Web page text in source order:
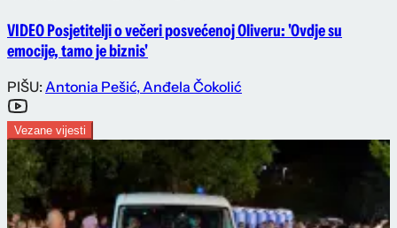
VIDEO Posjetitelji o večeri posvećenoj Oliveru: 'Ovdje su
emocije, tamo je biznis'
PIŠU: Antonia Pešić, Anđela Čokolić
Vezane vijesti